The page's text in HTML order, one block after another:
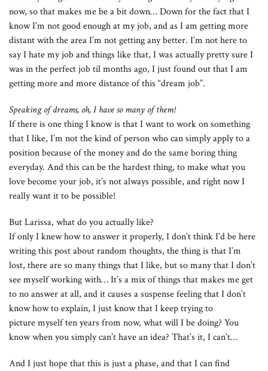
now, so that makes me be a bit down… Down for the fact that I
know I’m not good enough at my job, and as I am getting more
distant with the area I’m not getting any better. I’m not here to
say I hate my job and things like that, I was actually pretty sure I
was in the perfect job til months ago, I just found out that I am
getting more and more distance of this “dream job”.
Speaking of dreams, oh, I have so many of them!
If there is one thing I know is that I want to work on something
that I like, I’m not the kind of person who can simply apply to a
position because of the money and do the same boring thing
everyday. And this can be the hardest thing, to make what you
love become your job, it’s not always possible, and right now I
really want it to be possible!
But Larissa, what do you actually like?
If only I knew how to answer it properly, I don’t think I’d be here
writing this post about random thoughts, the thing is that I’m
lost, there are so many things that I like, but so many that I don’t
see myself working with… It’s a mix of things that makes me get
to no answer at all, and it causes a suspense feeling that I don’t
know how to explain, I just know that I keep trying to
picture myself ten years from now, what will I be doing? You
know when you simply can’t have an idea? That’s it, I can’t…
And I just hope that this is just a phase, and that I can find